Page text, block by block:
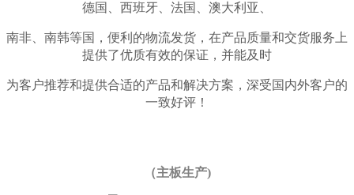
德国、西班牙、法国、澳大利亚、
南非、南韩等国，便利的物流发货， 在产品质量和交货服务上
提供了优质有效的保证，并能及时
为客户推荐和提供合适的产品和解决方案，深受国内外客户的
一致好评！
（主板生产)